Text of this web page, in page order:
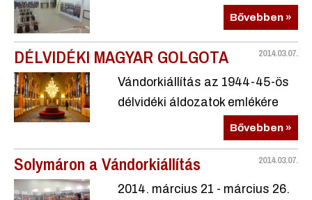
Bővebben »
2014.03.07.
DÉLVIDÉKI MAGYAR GOLGOTA
Vándorkiállítás az 1944-45-ös
délvidéki áldozatok emlékére
Bővebben »
2014.03.07.
Solymáron a Vándorkiállítás
2014. március 21 - március 26.